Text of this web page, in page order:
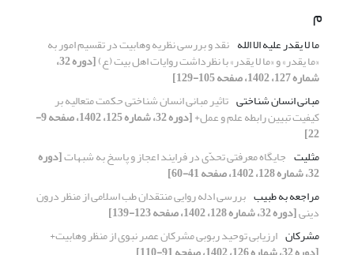
م
ما لا یقدر علیه الا الله نقد و بررسی نظریه وهابیت در تقسیم امور به
«ما یقدر» و «ما لا یقدر» با نظرداشت روایات اهل بیت (ع) [دوره 32،
شماره 127، 1402، صفحه 105-129]
مبانی انسان شناختی تاثیر مبانی انسان شناختی حکمت متعالیه بر
کیفیت تبیین رابطه علم و عمل+ [دوره 32، شماره 125، 1402، صفحه 9-
22]
مثلیت جایگاه معرفتی تحدّی در فرایند اعجاز و پاسخ به شبهات[دوره
32، شماره 128، 1402، صفحه 41-60]
مراجعه به طبیب بررسی ادله روایی منتقدان طب اسلامی از منظر درون
دینی[دوره 32، شماره 128، 1402، صفحه 123-139]
مشرکان ارزیابی توحید ربوبی مشرکان عصر نبوی از منظر وهابیت+